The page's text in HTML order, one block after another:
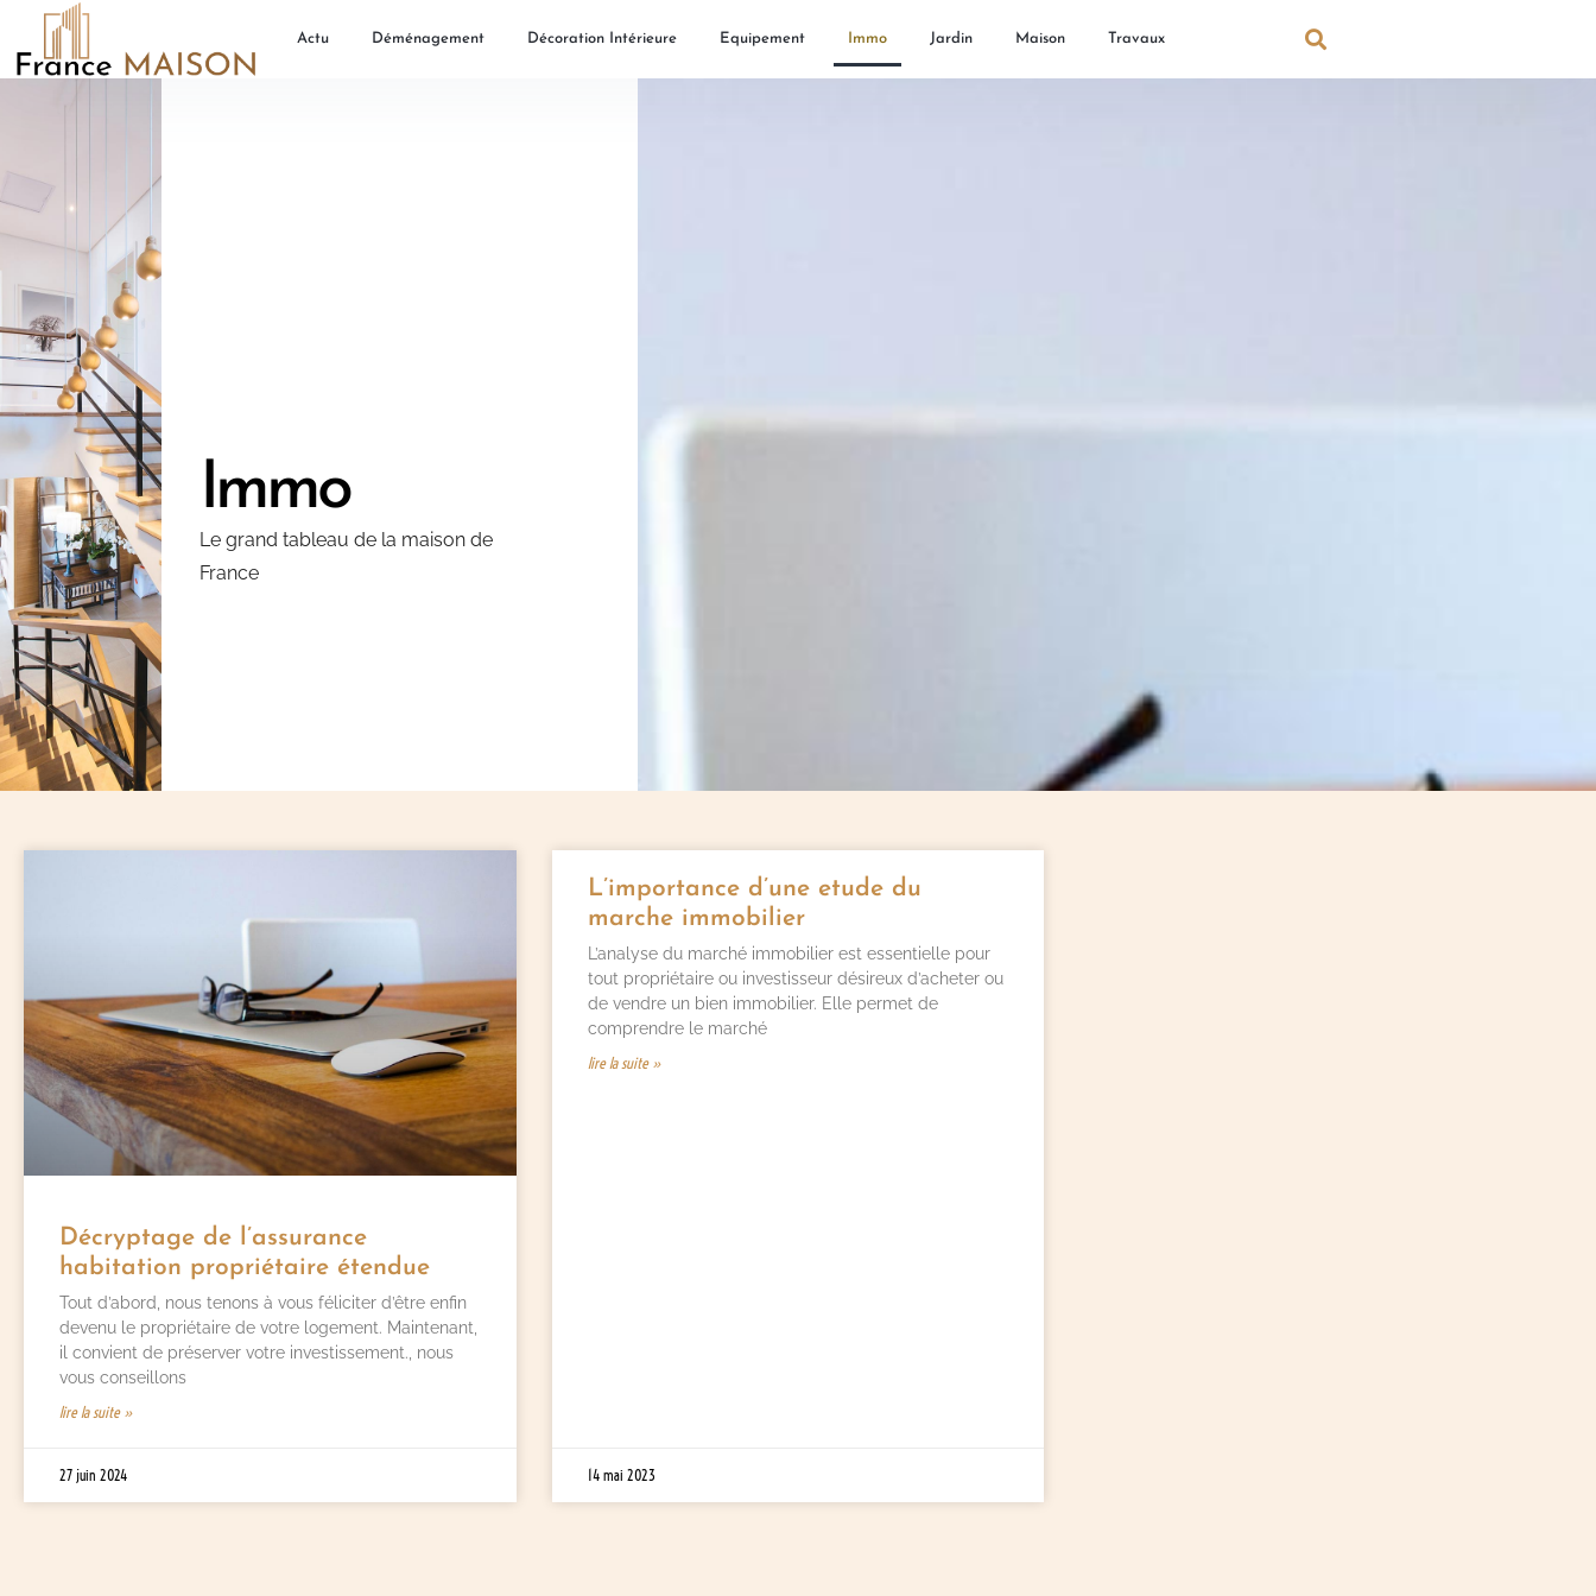
Actu Déménagement Décoration Intérieure Equipement Immo Jardin Maison Travaux
Immo
Le grand tableau de la maison de
France
Décryptage de l’assurance
habitation propriétaire étendue
Tout d’abord, nous tenons à vous féliciter d’être enfin
devenu le propriétaire de votre logement. Maintenant,
il convient de préserver votre investissement., nous
vous conseillons
lire la suite »
27 juin 2024
L’importance d’une etude du
marche immobilier
L’analyse du marché immobilier est essentielle pour
tout propriétaire ou investisseur désireux d’acheter ou
de vendre un bien immobilier. Elle permet de
comprendre le marché
lire la suite »
14 mai 2023